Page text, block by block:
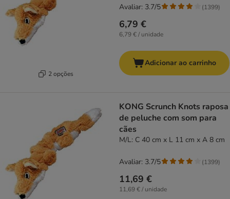
2 opções
6,79 €
6,79 € / unidade
Avaliar: 3.7/5 (1399)
Adicionar ao carrinho
KONG Scrunch Knots raposa
de peluche com som para
cães
M/L: C 40 cm x L 11 cm x A 8 cm
11,69 €
11,69 € / unidade
Avaliar: 3.7/5 (1399)